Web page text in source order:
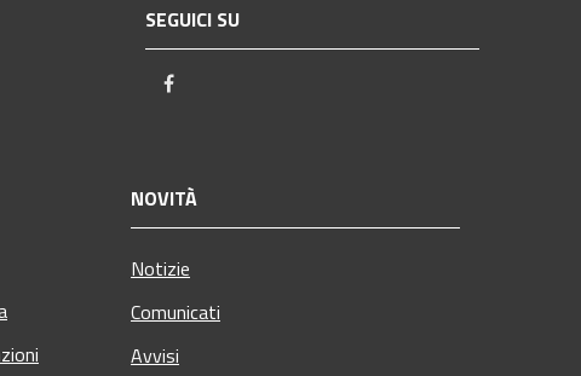
SEGUICI SU
NOVITÀ
Notizie
Comunicati
Avvisi